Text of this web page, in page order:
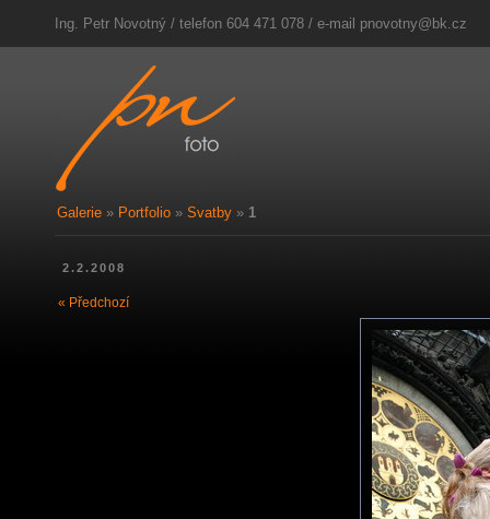
Ing. Petr Novotný / telefon 604 471 078 / e-mail pnovotny@bk.cz
Galerie » Portfolio » Svatby » 1
2.2.2008
« Předchozí